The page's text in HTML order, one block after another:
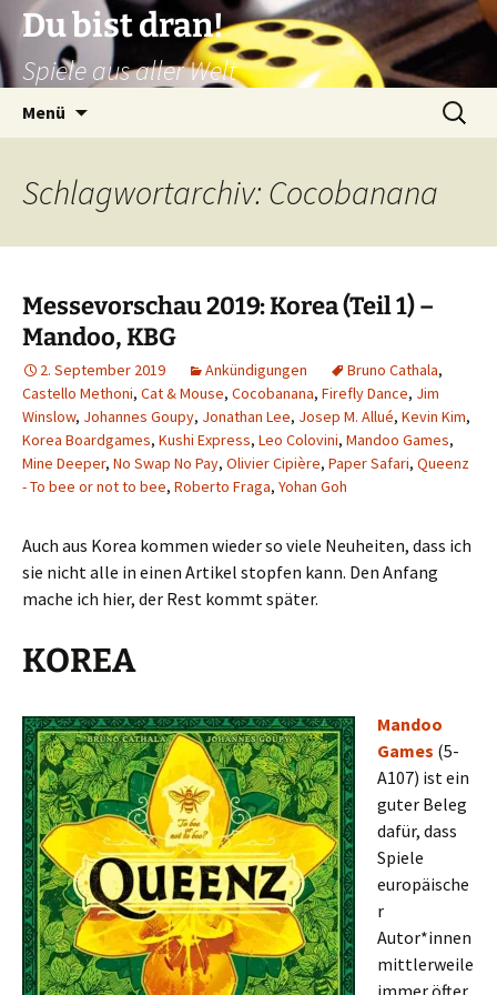
Zum
Inhalt
springen
Du bist dran!
Spiele aus aller Welt
Menü
Suchen
nach:
Schlagwortarchiv: Cocobanana
Messevorschau 2019: Korea (Teil 1) –
Mandoo, KBG
2. September 2019 Ankündigungen Bruno Cathala,
Castello Methoni, Cat & Mouse, Cocobanana, Firefly Dance, Jim
Winslow, Johannes Goupy, Jonathan Lee, Josep M. Allué, Kevin Kim,
Korea Boardgames, Kushi Express, Leo Colovini, Mandoo Games,
Mine Deeper, No Swap No Pay, Olivier Cipière, Paper Safari, Queenz
- To bee or not to bee, Roberto Fraga, Yohan Goh
Auch aus Korea kommen wieder so viele Neuheiten, dass ich
sie nicht alle in einen Artikel stopfen kann. Den Anfang
mache ich hier, der Rest kommt später.
KOREA
Mandoo
Games (5-
A107) ist ein
guter Beleg
dafür, dass
Spiele
europäische
r
Autor*innen
mittlerweile
immer öfter